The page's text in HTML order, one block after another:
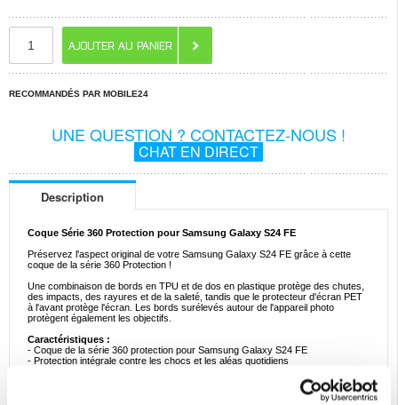
RECOMMANDÉS PAR MOBILE24
UNE QUESTION ? CONTACTEZ-NOUS !
CHAT EN DIRECT
Description
Coque Série 360 Protection pour Samsung Galaxy S24 FE
Préservez l'aspect original de votre Samsung Galaxy S24 FE grâce à cette
coque de la série 360 Protection !
Une combinaison de bords en TPU et de dos en plastique protège des chutes,
des impacts, des rayures et de la saleté, tandis que le protecteur d'écran PET
à l'avant protège l'écran. Les bords surélevés autour de l'appareil photo
protègent également les objectifs.
Caractéristiques :
- Coque de la série 360 protection pour Samsung Galaxy S24 FE
- Protection intégrale contre les chocs et les aléas quotidiens
- Bords surélevés autour de l'appareil photo pour une protection supplémentaire